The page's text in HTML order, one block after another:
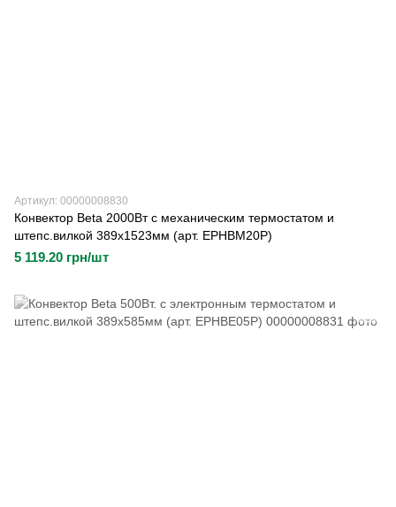
Артикул: 00000008830
Конвектор Beta 2000Вт с механическим термостатом и
штепс.вилкой 389х1523мм (арт. EPHBM20P)
5 119.20 грн/шт